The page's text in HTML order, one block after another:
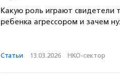
Какую роль играют свидетели
ребенка агрессором и зачем
Статьи · 13.03.2026 · НКО-сектор